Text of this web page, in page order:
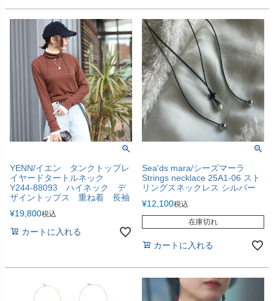
YENN/イエン タンクトップレ
イヤードタートルネック
Y244-88093 ハイネック デ
ザイントップス 重ね着 長袖
¥19,800税込
カートに入れる
Sea'ds mara/シーズマーラ
Strings necklace 25A1-06 スト
リングスネックレス シルバー
¥12,100税込
在庫切れ
カートに入れる